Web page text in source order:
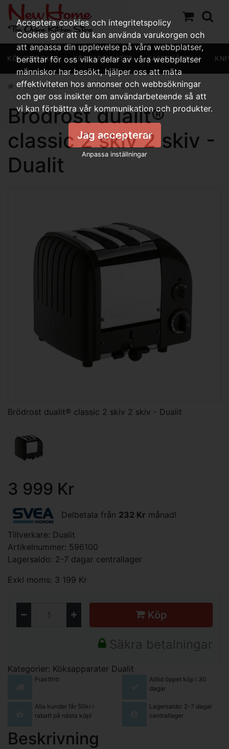
KÖKSREDSKAP KÖKSAPPARATER KAFFEHÖRNAN
Brödrost dualit® classic 2 skiv 2 skiv - Dualit
Brödrost dualit®
classic 2 skiv 2 skiv -
Dualit
Brödrost dualit® classic 2 skiv 2 skiv - Dualit
3 999 Kr
Delbetala från 232 Kr månad!
Tillverkare: Dualit
Artikelnummer: 596100
Lagersaldo: 2-7 dagar centrallager
Exkl moms: 3 199 Kr
Köp
Säkra betalningar
Kategorier: Köksapparater Dualit
Fraktfritt
Alltid öppet köp i 30
dagar
Alla kunder får 50kr i
rabatt på nästa köp!
Lagersaldo: 2-7 dagar
centrallager
Beskrivning
Acceptera cookies och integritetspolicy
Cookies gör att du kan använda varukorgen och
att anpassa din upplevelse på våra webbplatser,
berättar för oss vilka delar av våra webbplatser
människor har besökt, hjälper oss att mäta
effektiviteten hos annonser och webbsökningar
och ger oss insikter om användarbeteende så att
vi kan förbättra vår kommunikation och produkter.
Jag accepterar
Anpassa inställningar